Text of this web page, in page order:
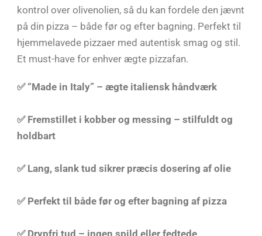
kontrol over olivenolien, så du kan fordele den jævnt
på din pizza – både før og efter bagning. Perfekt til
hjemmelavede pizzaer med autentisk smag og stil.
Et must-have for enhver ægte pizzafan.
✅ “Made in Italy” – ægte italiensk håndværk
✅ Fremstillet i kobber og messing – stilfuldt og
holdbart
✅ Lang, slank tud sikrer præcis dosering af olie
✅ Perfekt til både før og efter bagning af pizza
✅ Drypfri tud – ingen spild eller fedtede